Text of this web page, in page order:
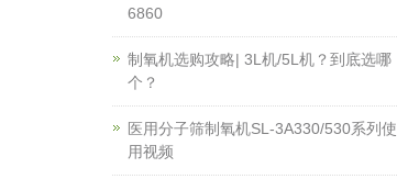
6860
制氧机选购攻略| 3L机/5L机？到底选哪
个？
医用分子筛制氧机SL-3A330/530系列使
用视频